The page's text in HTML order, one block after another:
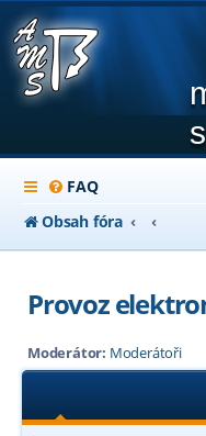
FAQ
Obsah fóra
Provoz
Moderátor: Moderátoři